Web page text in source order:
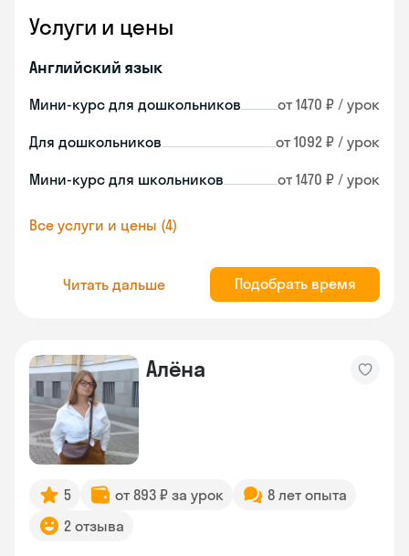
Услуги и цены
Английский язык
Мини-курс для дошкольников от 1470 ₽ / урок
Для дошкольников от 1092 ₽ / урок
Мини-курс для школьников от 1470 ₽ / урок
Все услуги и цены (4)
Читать дальше Подобрать время
Алёна
5 от 893 ₽ за урок
8 лет опыта
2 отзыва